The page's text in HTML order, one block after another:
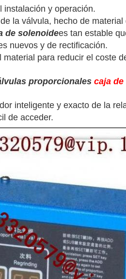
instalación y operación.
la válvula, hecho de
de solenoidees tan estable
nuevos y de rectificación.
material para reducir el coste
proporcionales caja
inteligente y exacto de la
de acceder.